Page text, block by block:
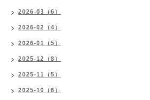
2026-03（6）
2026-02（4）
2026-01（5）
2025-12（8）
2025-11（5）
2025-10（6）